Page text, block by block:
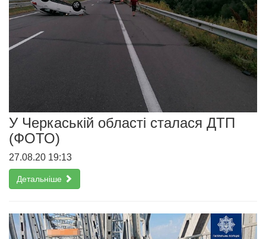
У Черкаській області сталася ДТП
(ФОТО)
27.08.20 19:13
Детальніше